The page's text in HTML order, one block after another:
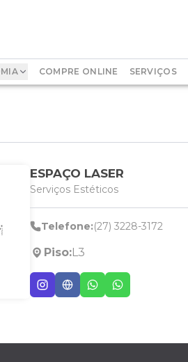
COMPRE ONLINE SERVIÇOS
ESPAÇO LASER
Serviços Estéticos
Telefone:(27) 3228-3172
Piso:L3